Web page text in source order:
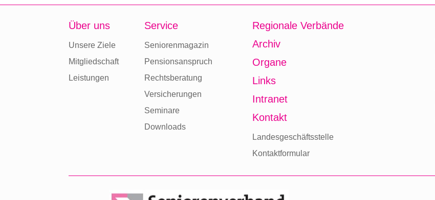
Über uns
Unsere Ziele
Mitgliedschaft
Leistungen
Service
Seniorenmagazin
Pensionsanspruch
Rechtsberatung
Versicherungen
Seminare
Downloads
Regionale Verbände
Archiv
Organe
Links
Intranet
Kontakt
Landesgeschäftsstelle
Kontaktformular